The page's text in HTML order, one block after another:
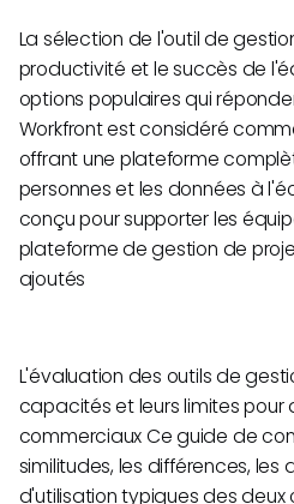
La sélection de l'outil de
productivité et le succès de
options populaires qui
Workfront est considéré
offrant une plateforme
personnes et les données à
conçu pour supporter les
plateforme de gestion de
ajoutés
L'évaluation des outils de
capacités et leurs limites pour
commerciaux Ce guide de
similitudes, les différences,
d'utilisation typiques des deux